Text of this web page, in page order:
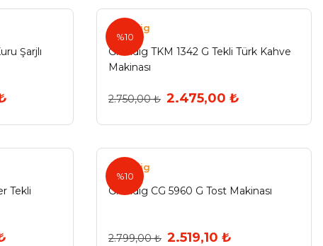
Şarjlı
%10
Grundig
Grundıg TKM 1342 G Tekli Türk Kahve
Makinası
2.750,00 ₺ 2.475,00 ₺
Tekli
%10
Grundig
Grundıg CG 5960 G Tost Makinası
2.799,00 ₺ 2.519,10 ₺